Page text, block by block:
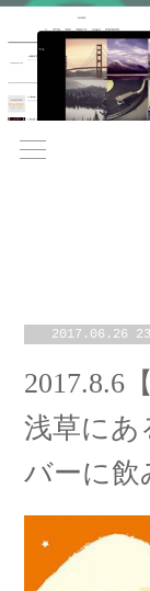
2017.06.26
2017.8.6
浅草にあ
バーに飲